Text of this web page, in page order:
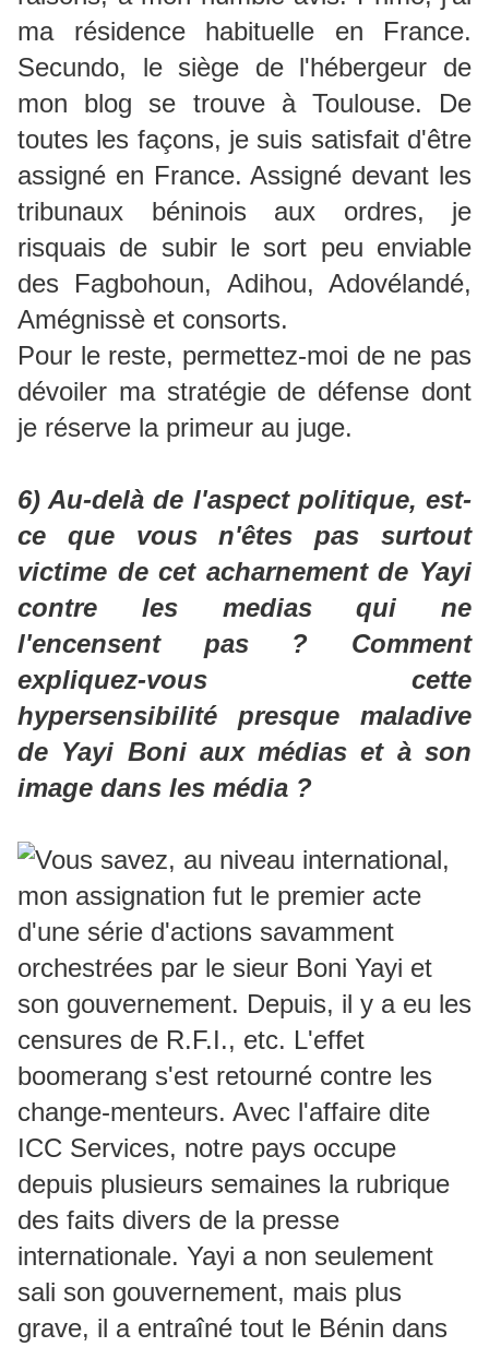
ma résidence habituelle en France.
Secundo, le siège de l'hébergeur de
mon blog se trouve à Toulouse. De
toutes les façons, je suis satisfait d'être
assigné en France. Assigné devant les
tribunaux béninois aux ordres, je
risquais de subir le sort peu enviable
des Fagbohoun, Adihou, Adovélandé,
Amégnissè et consorts.
Pour le reste, permettez-moi de ne pas
dévoiler ma stratégie de défense dont
je réserve la primeur au juge.
6) Au-delà de l'aspect politique, est-
ce que vous n'êtes pas surtout
victime de cet acharnement de Yayi
contre les medias qui ne
l'encensent pas ? Comment
expliquez-vous cette
hypersensibilité presque maladive
de Yayi Boni aux médias et à son
image dans les média ?
Vous savez, au niveau international,
mon assignation fut le premier acte
d'une série d'actions savamment
orchestrées par le sieur Boni Yayi et
son gouvernement. Depuis, il y a eu les
censures de R.F.I., etc. L'effet
boomerang s'est retourné contre les
change-menteurs. Avec l'affaire dite
ICC Services, notre pays occupe
depuis plusieurs semaines la rubrique
des faits divers de la presse
internationale. Yayi a non seulement
sali son gouvernement, mais plus
grave, il a entraîné tout le Bénin dans